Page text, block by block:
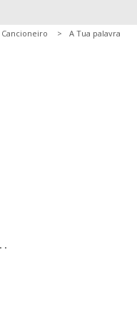
Cancioneiro A Tua palavra